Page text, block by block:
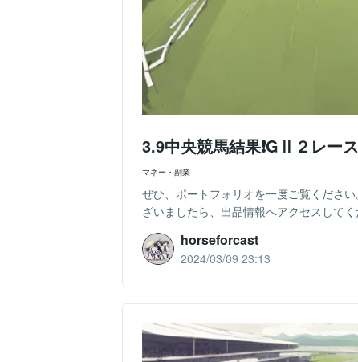
3.9中央競馬結果❗️GⅡ２レー
マネー・副業
ぜひ、ポートフォリオを一度ご覧くださ
ざいましたら、出品情報へアクセスして
horseforcast
2024/03/09 23:13